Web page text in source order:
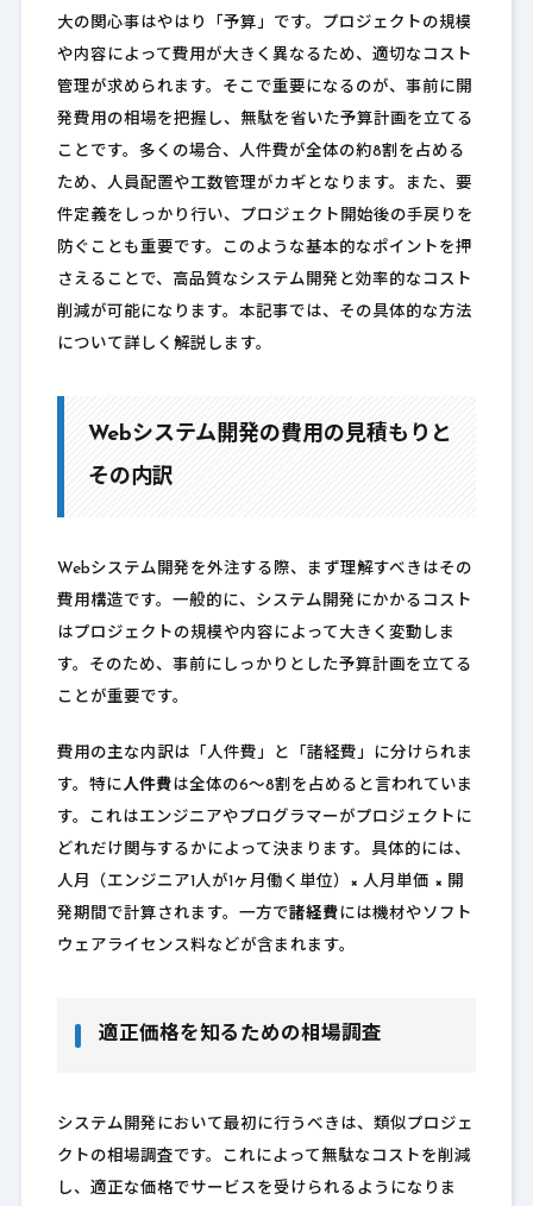
大の関心事はやはり「予算」です。プロジェクトの規模
や内容によって費用が大きく異なるため、適切なコスト
管理が求められます。そこで重要になるのが、事前に開
発費用の相場を把握し、無駄を省いた予算計画を立てる
ことです。多くの場合、人件費が全体の約8割を占める
ため、人員配置や工数管理がカギとなります。また、要
件定義をしっかり行い、プロジェクト開始後の手戻りを
防ぐことも重要です。このような基本的なポイントを押
さえることで、高品質なシステム開発と効率的なコスト
削減が可能になります。本記事では、その具体的な方法
について詳しく解説します。
Webシステム開発の費用の見積もりと
その内訳
Webシステム開発を外注する際、まず理解すべきはその
費用構造です。一般的に、システム開発にかかるコスト
はプロジェクトの規模や内容によって大きく変動しま
す。そのため、事前にしっかりとした予算計画を立てる
ことが重要です。
費用の主な内訳は「人件費」と「諸経費」に分けられま
す。特に人件費は全体の6〜8割を占めると言われていま
す。これはエンジニアやプログラマーがプロジェクトに
どれだけ関与するかによって決まります。具体的には、
人月（エンジニア1人が1ヶ月働く単位）× 人月単価 × 開
発期間で計算されます。一方で諸経費には機材やソフト
ウェアライセンス料などが含まれます。
適正価格を知るための相場調査
システム開発において最初に行うべきは、類似プロジェ
クトの相場調査です。これによって無駄なコストを削減
し、適正な価格でサービスを受けられるようになりま